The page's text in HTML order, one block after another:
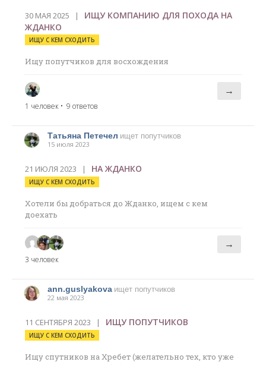
30 МАЯ 2025 | ИЩУ КОМПАНИЮ ДЛЯ ПОХОДА НА
ЖДАНКО
ИЩУ С КЕМ СХОДИТЬ
Ищу попутчиков для восхождения
1 человек • 9 ответов
→
Татьяна Петечел ищет попутчиков
15 июля 2023
21 ИЮЛЯ 2023 | НА ЖДАНКО
ИЩУ С КЕМ СХОДИТЬ
Хотели бы добраться до Жданко, ищем с кем
доехать
3 человек
→
ann.guslyakova ищет попутчиков
22 мая 2023
11 СЕНТЯБРЯ 2023 | ИЩУ ПОПУТЧИКОВ
ИЩУ С КЕМ СХОДИТЬ
Ищу спутников на Хребет (желательно тех, кто уже